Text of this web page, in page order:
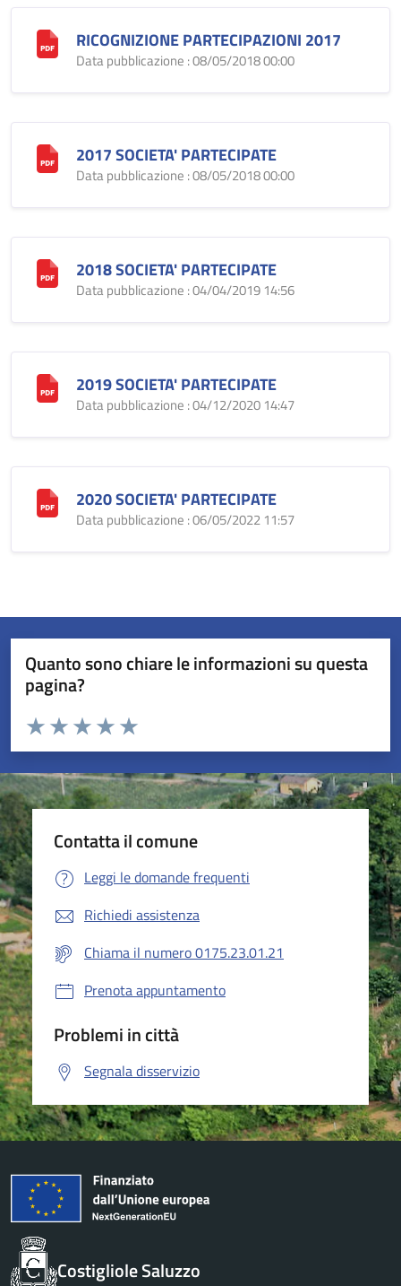
RICOGNIZIONE PARTECIPAZIONI 2017
Data pubblicazione : 08/05/2018 00:00
2017 SOCIETA' PARTECIPATE
Data pubblicazione : 08/05/2018 00:00
2018 SOCIETA' PARTECIPATE
Data pubblicazione : 04/04/2019 14:56
2019 SOCIETA' PARTECIPATE
Data pubblicazione : 04/12/2020 14:47
2020 SOCIETA' PARTECIPATE
Data pubblicazione : 06/05/2022 11:57
Quanto sono chiare le informazioni su questa
pagina?
Valuta da 1 a 5 stelle la pagina
Valuta 5 stelle su 5
Valuta 4 stelle su 5
Valuta 3 stelle su 5
Valuta 2 stelle su 5
Valuta 1 stelle su 5
Contatta il comune
Leggi le domande frequenti
Richiedi assistenza
Chiama il numero 0175.23.01.21
Prenota appuntamento
Problemi in città
Segnala disservizio
Costigliole Saluzzo